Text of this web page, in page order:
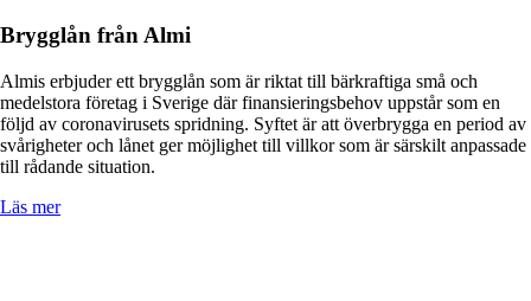
Brygglån från Almi
Almis erbjuder ett brygglån som är riktat till bärkraftiga små och
medelstora företag i Sverige där finansieringsbehov uppstår som en
följd av coronavirusets spridning. Syftet är att överbrygga en period av
svårigheter och lånet ger möjlighet till villkor som är särskilt anpassade
till rådande situation.
Läs mer